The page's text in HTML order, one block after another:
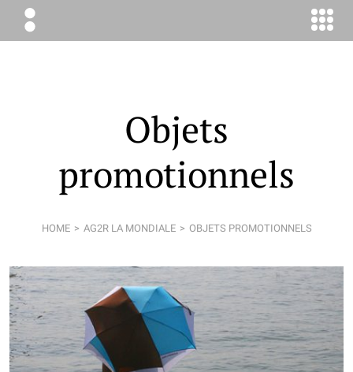
ÉLODIE
BOYER
Objets
promotionnels
HOME AG2R LA MONDIALE OBJETS PROMOTIONNELS